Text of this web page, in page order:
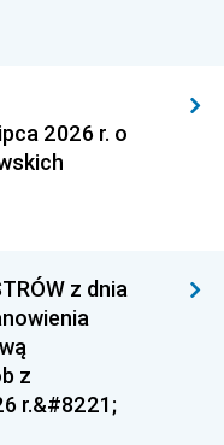
2026 r. o
z dnia
z
r.&#8221;